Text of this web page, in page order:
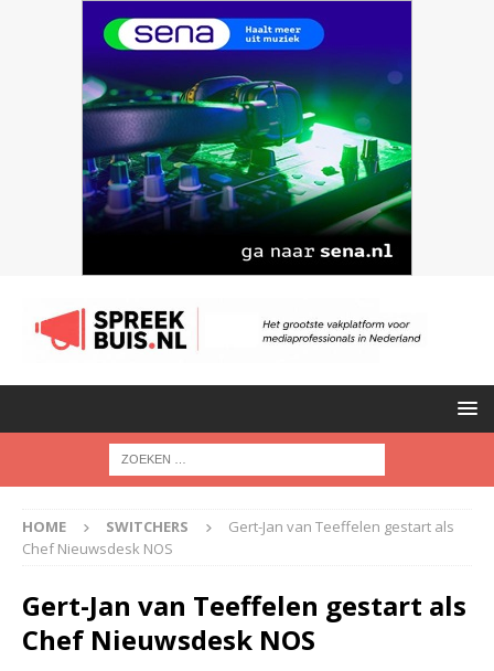
HOME SWITCHERS
Gert-Jan van Teeffelen gestart als
Chef Nieuwsdesk NOS
Gert-Jan van Teeffelen gestart als
Chef Nieuwsdesk NOS